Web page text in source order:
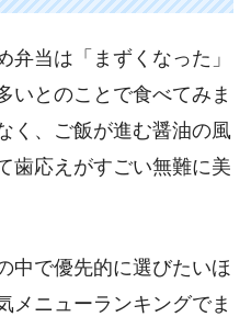
弁当は「まずくなった」
いとのことで食べてみま
く、ご飯が進む醤油の風
歯応えがすごい無難に美
中で優先的に選びたいほ
メニューランキングでま